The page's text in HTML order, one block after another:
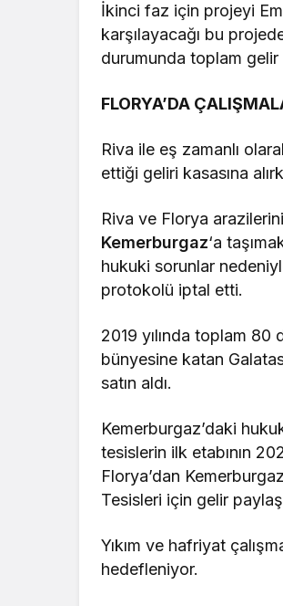
İkinci faz için projeyi
karşılayacağı bu
durumunda toplam
FLORYA’DA
Riva ile eş zamanlı
ettiği geliri kasasına
Riva ve Florya
Kemerburgaz‘a
hukuki sorunlar
protokolü iptal etti.
2019 yılında toplam 80
bünyesine katan
satın aldı.
Kemerburgaz’daki
tesislerin ilk etabının
Florya’dan
Tesisleri için gelir
Yıkım ve hafriyat
hedefleniyor.